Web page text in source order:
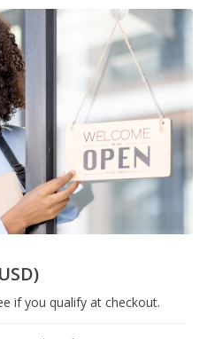
if you qualify at checkout.